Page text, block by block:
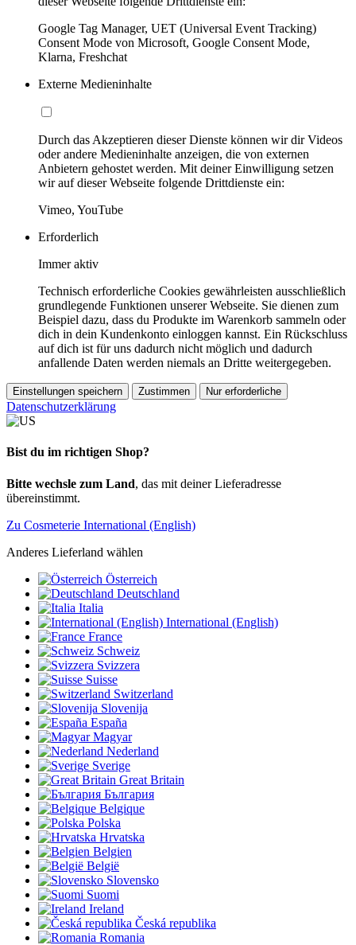
Google Tag Manager, UET (Universal Event Tracking)
Consent Mode von Microsoft, Google Consent Mode,
Klarna, Freshchat
Externe Medieninhalte
Durch das Akzeptieren dieser Dienste können wir dir Videos
oder andere Medieninhalte anzeigen, die von externen
Anbietern gehostet werden. Mit deiner Einwilligung setzen
wir auf dieser Webseite folgende Drittdienste ein:
Vimeo, YouTube
Erforderlich
Immer aktiv
Technisch erforderliche Cookies gewährleisten ausschließlich
grundlegende Funktionen unserer Webseite. Sie dienen zum
Beispiel dazu, dass du Produkte im Warenkorb sammeln oder
dich in dein Kundenkonto einloggen kannst. Ein Rückschluss
auf dich ist für uns dadurch nicht möglich und dadurch
anfallende Daten werden niemals an Dritte weitergegeben.
Einstellungen speichern Zustimmen Nur erforderliche
Datenschutzerklärung
Bist du im richtigen Shop?
Bitte wechsle zum Land, das mit deiner Lieferadresse
übereinstimmt.
Zu Cosmeterie International (English)
Anderes Lieferland wählen
Österreich
Deutschland
Italia
International (English)
France
Schweiz
Svizzera
Suisse
Switzerland
Slovenija
España
Magyar
Nederland
Sverige
Great Britain
България
Belgique
Polska
Hrvatska
Belgien
België
Slovensko
Suomi
Ireland
Česká republika
Romania